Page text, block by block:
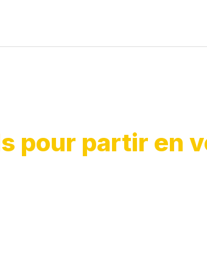
pour partir en